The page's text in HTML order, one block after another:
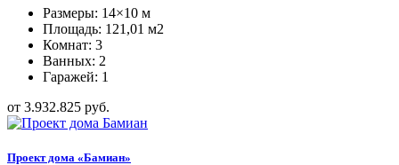
Размеры: 14×10 м
Площадь: 121,01 м2
Комнат: 3
Ванных: 2
Гаражей: 1
от 3.932.825 руб.
Проект дома «Бамиан»